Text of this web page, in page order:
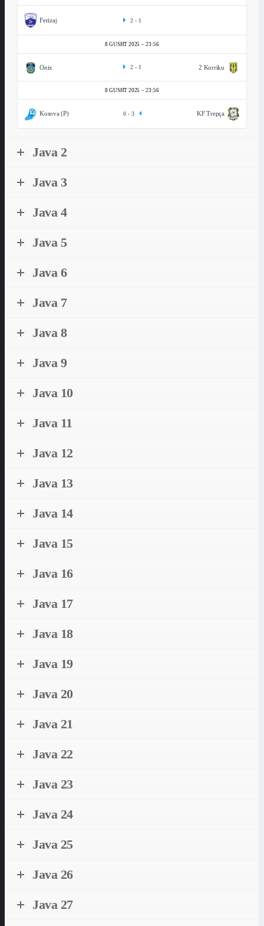
Ferizaj 2 - 1
8 GUSHT 2025 23:56
Onix 2 Korriku
2 - 1
8 GUSHT 2025 23:56
Kosova (P) KF Trepça
0 - 3
Java 2
Java 3
Java 4
Java 5
Java 6
Java 7
Java 8
Java 9
Java 10
Java 11
Java 12
Java 13
Java 14
Java 15
Java 16
Java 17
Java 18
Java 19
Java 20
Java 21
Java 22
Java 23
Java 24
Java 25
Java 26
Java 27